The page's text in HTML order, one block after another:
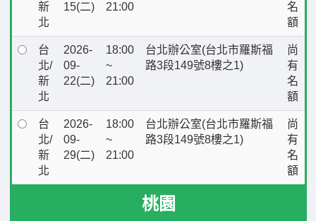
新
北
15(二)
21:00
名
額
台
北/
新
北
2026-
09-
22(二)
18:00
~
21:00
台北辦公室(台北市羅斯福
路3段149號8樓之1)
尚
有
名
額
台
北/
新
北
2026-
09-
29(二)
18:00
~
21:00
台北辦公室(台北市羅斯福
路3段149號8樓之1)
尚
有
名
額
桃園